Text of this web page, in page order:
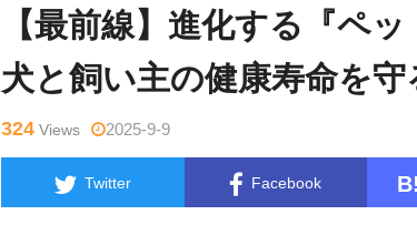
【最前線】進化する『ペ
犬と飼い主の健康寿命を守
324 Views 2025-9-9
Twitter Facebook B!